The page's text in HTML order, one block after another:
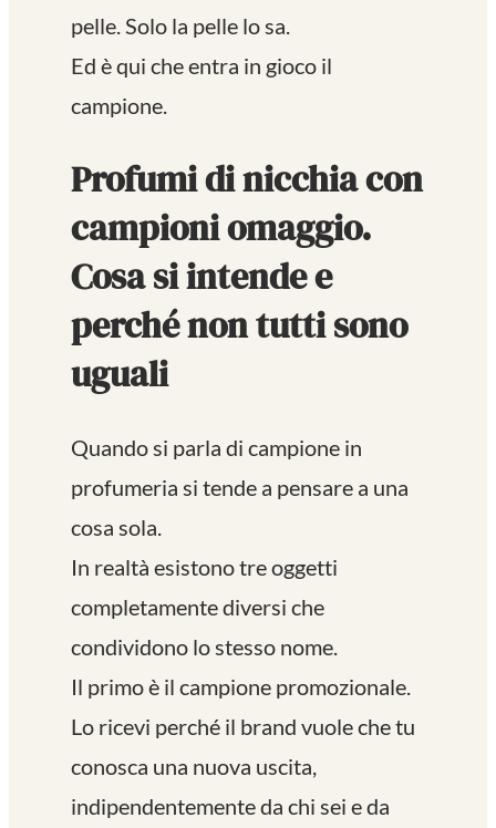
pelle. Solo la pelle lo sa.
Ed è qui che entra in gioco il
campione.
Profumi di nicchia con
campioni omaggio.
Cosa si intende e
perché non tutti sono
uguali
Quando si parla di campione in
profumeria si tende a pensare a una
cosa sola.
In realtà esistono tre oggetti
completamente diversi che
condividono lo stesso nome.
Il primo è il campione promozionale.
Lo ricevi perché il brand vuole che tu
conosca una nuova uscita,
indipendentemente da chi sei e da